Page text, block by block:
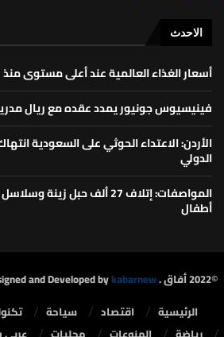
الاحدث
أسعار الغذاء العالمية عند أعلى مستوى منذ 3 سنوات ونصف
فينيسيوس جونيور يمدد عقده مع ريال مدريد
الأردن: الاعتداء الحوثي على السعودية
الدولي
أطفال
©2022 أفاق . All Right Reserved. Designed and Developed by
kabarnew.
الرئيسية
⁠اقتصاد سياحة